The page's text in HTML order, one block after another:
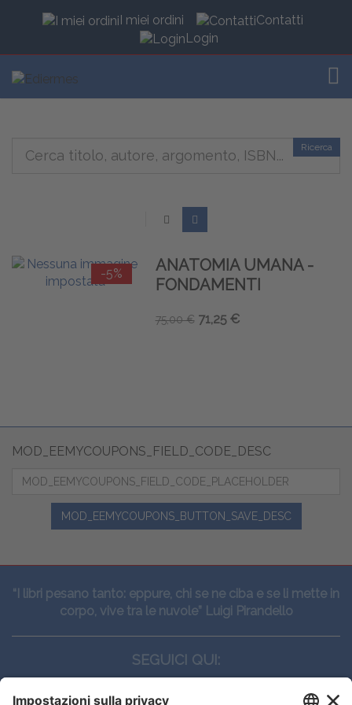
I miei ordini
Contatti
Login
Ricerca
-5%
ANATOMIA UMANA -
FONDAMENTI
75,00 € 71,25 €
MOD_EEMYCOUPONS_FIELD_CODE_DESC
MOD_EEMYCOUPONS_BUTTON_SAVE_DESC
“I libri pesano tanto: eppure, chi se ne ciba e se li mette in
corpo, vive tra le nuvole” Luigi Pirandello
SEGUICI QUI: